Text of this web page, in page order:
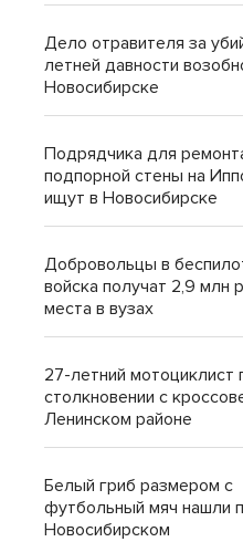
Дело отравителя за
летней давности
Новосибирске
Подрядчика для
подпорной стены на
ищут в Новосибирске
Добровольцы в
войска получат 2,9 млн
места в вузах
27-летний мотоциклист
столкновении с
Ленинском районе
Белый гриб размером с
футбольный мяч нашли
Новосибирском